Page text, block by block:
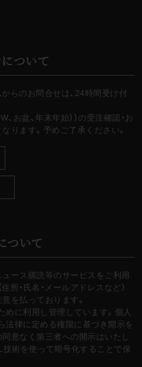
ついて
らのお問合せは、24時間受け付
、お盆、年末年始））の受注確認・お
ります。予めご了承ください。
ついて
ース購読等のサービスをご利用
所・氏名・メールアドレスなど）
を払っております。
めに利用し管理しています。個人
法律に定める権限に基づき開示を
意なく第三者への開示はいたし
技術を使って暗号化することで保